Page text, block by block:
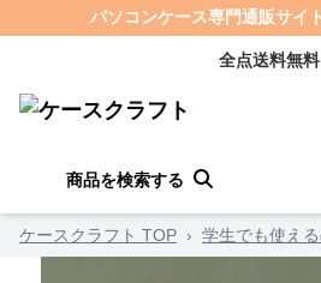
パソコンケース専門通販サイ
全点送料無料
商品を検索する
ケースクラフト TOP › 学生でも使え